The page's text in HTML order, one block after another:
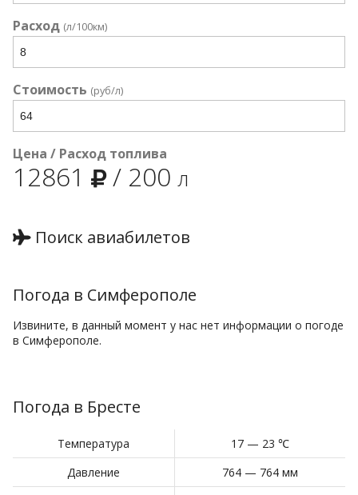
Расход (л/100км)
Стоимость (руб/л)
Цена / Расход топлива
12861 / 200 л
Поиск авиабилетов
Погода в Симферополе
Извините, в данный момент у нас нет информации о погоде
в Симферополе.
Погода в Бресте
Температура
17 — 23 ℃
Давление
764 — 764 мм